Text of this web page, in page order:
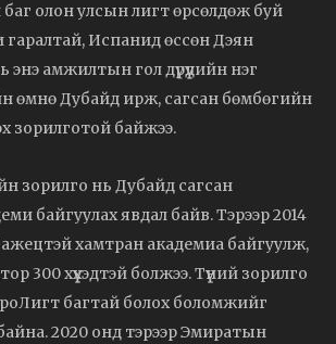
олон улсын лигт өрсөлдөж буй
Испанид өссөн Дэян
амжилтын гол дүрүүдийн нэг
өмнө Дубайд ирж, сагсан бөмбөгийн
зорилготой байжээ.
зорилго нь Дубайд сагсан
байгуулах явдал байв. Тэрээр 2014
хамтран академиа байгуулж,
300 хүүхэдтэй болжээ. Түүний зорилго
багтай болох боломжийг
2020 онд тэрээр Эмиратын